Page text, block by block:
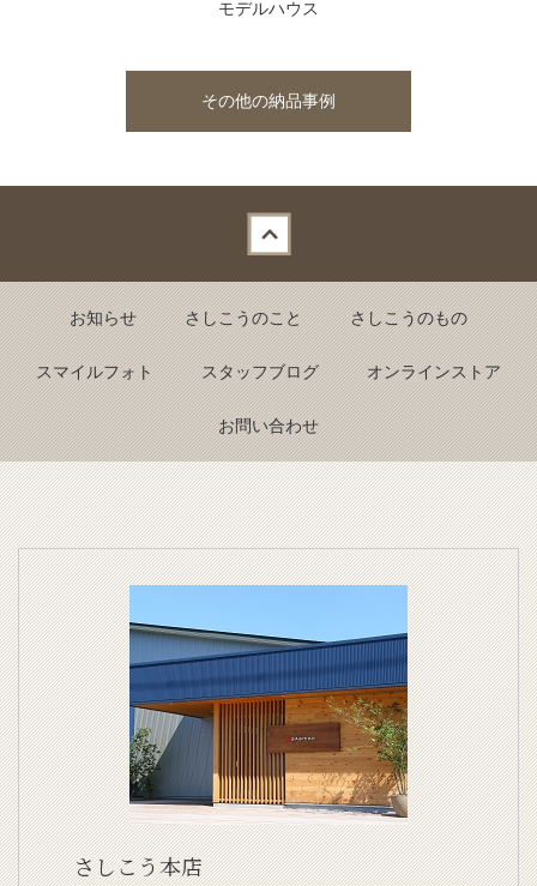
モデルハウス
その他の納品事例
お知らせ さしこうのこと さしこうのもの
スマイルフォト スタッフブログ オンラインストア
お問い合わせ
さしこう本店
Back to top